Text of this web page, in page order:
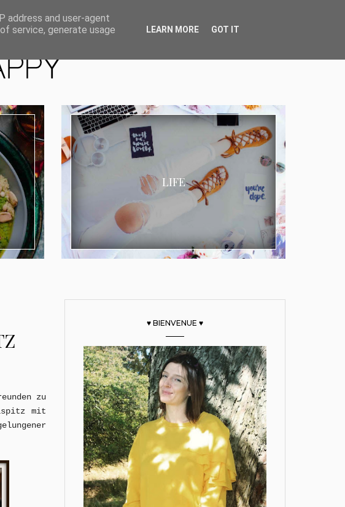
LIFE
zu
mit
♥ BIENVENUE ♥
address and user-agent
service, generate usage
LEARN MORE GOT IT